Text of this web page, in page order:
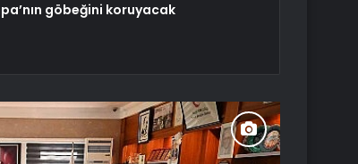
göbeğini koruyacak